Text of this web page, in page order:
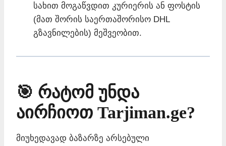
სახით მოგაწვდით კურიერის ან ფოსტის
(მათ შორის საერთაშორისო DHL
გზავნილების) მეშვეობით.
🎯 რატომ უნდა
აირჩიოთ Tarjiman.ge?
მიუხედავად ბაზარზე არსებული